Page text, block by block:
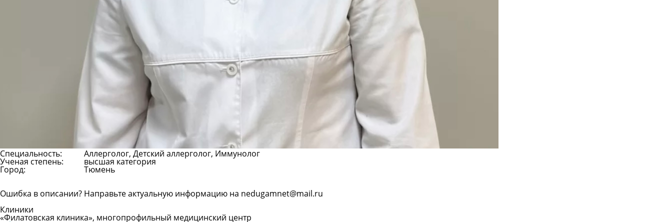
Специальность: Аллерголог, Детский аллерголог, Иммунолог
Ученая степень: высшая категория
Город: Тюмень
Ошибка в описании? Направьте актуальную информацию на nedugamnet@mail.ru
Клиники
«Филатовская клиника», многопрофильный медицинский центр